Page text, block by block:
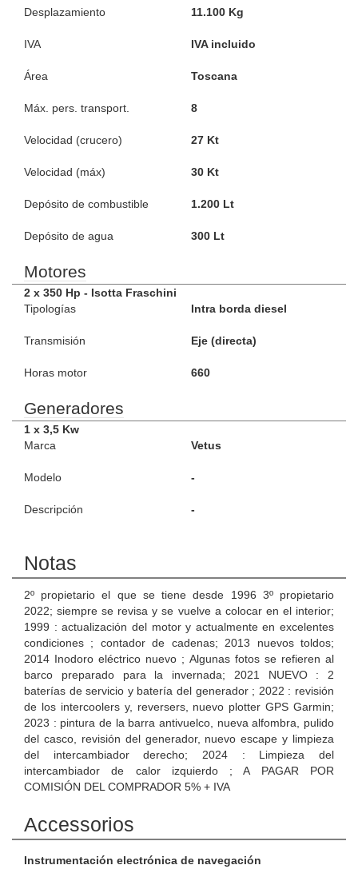
Desplazamiento 11.100 Kg
IVA IVA incluido
Área Toscana
Máx. pers. transport. 8
Velocidad (crucero) 27 Kt
Velocidad (máx) 30 Kt
Depósito de combustible 1.200 Lt
Depósito de agua 300 Lt
Motores
2 x 350 Hp - Isotta Fraschini
Tipologías
Intra borda diesel
Transmisión Eje (directa)
Horas motor 660
Generadores
1 x 3,5 Kw
Marca
Vetus
Modelo -
Descripción -
Notas
2º propietario el que se tiene desde 1996 3º propietario
2022; siempre se revisa y se vuelve a colocar en el interior;
1999 : actualización del motor y actualmente en excelentes
condiciones ; contador de cadenas; 2013 nuevos toldos;
2014 Inodoro eléctrico nuevo ; Algunas fotos se refieren al
barco preparado para la invernada; 2021 NUEVO : 2
baterías de servicio y batería del generador ; 2022 : revisión
de los intercoolers y, reversers, nuevo plotter GPS Garmin;
2023 : pintura de la barra antivuelco, nueva alfombra, pulido
del casco, revisión del generador, nuevo escape y limpieza
del intercambiador derecho; 2024 : Limpieza del
intercambiador de calor izquierdo ; A PAGAR POR
COMISIÓN DEL COMPRADOR 5% + IVA
Accessorios
Instrumentación electrónica de navegación